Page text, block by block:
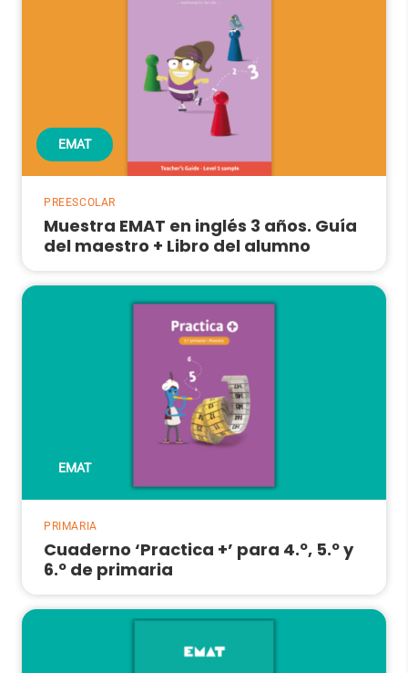
EMAT
PREESCOLAR
Muestra EMAT en inglés 3 años. Guía
del maestro + Libro del alumno
EMAT
PRIMARIA
Cuaderno ‘Practica +’ para 4.º, 5.º y
6.º de primaria